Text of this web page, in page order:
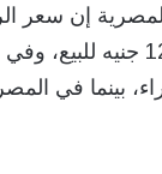
للشراء و 12.16 إلى
بينما في